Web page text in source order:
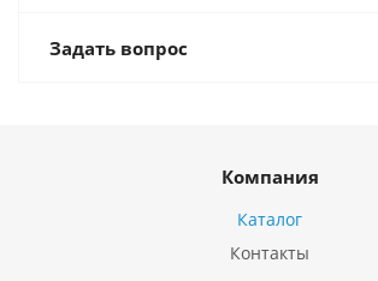
Задать вопрос
Компания
Каталог
Контакты